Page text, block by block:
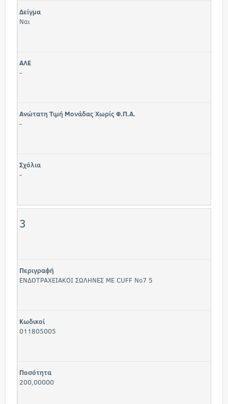
Δείγμα
Ναι
ΑΛΕ
-
Ανώτατη Τιμή Μονάδας Χωρίς Φ.Π.Α.
-
Σχόλια
-
3
Περιγραφή
ΕΝΔΟΤΡΑΧΕΙΑΚΟΙ ΣΩΛΗΝΕΣ ΜΕ CUFF No7 5
Κωδικοί
011805005
Ποσότητα
200,00000